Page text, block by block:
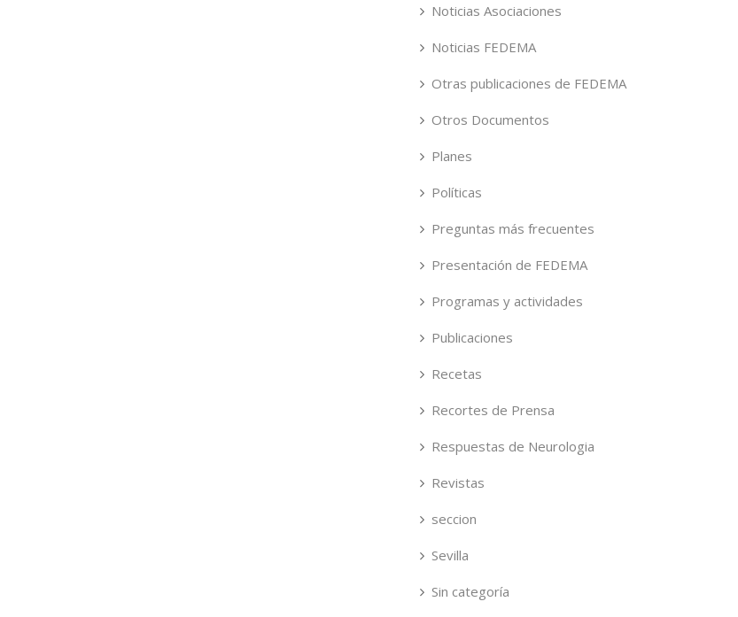
Noticias Asociaciones
Noticias FEDEMA
Otras publicaciones de FEDEMA
Otros Documentos
Planes
Políticas
Preguntas más frecuentes
Presentación de FEDEMA
Programas y actividades
Publicaciones
Recetas
Recortes de Prensa
Respuestas de Neurologia
Revistas
seccion
Sevilla
Sin categoría